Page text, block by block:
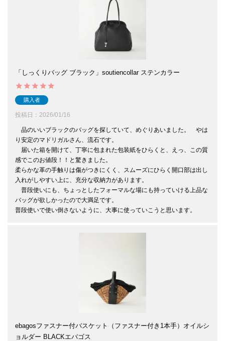
「しっくりバッグ ブラック」soutiencollar ステンカラー
購入者
投稿日 2026/01/16
品のいいブラックのバッグを探していて、めぐりあいました。　やは
り安定のマドリガルさん、流石です。
届いた箱を開けて、丁寧に包まれた包装紙をひらくと、えっ、この質
感でこのお値段！！と驚きました。
柔らかな革の手触りは傷がつきにくく、スムーズにひらく開口部は出し
入れがしやすい上に、充分な収納力があります。
普段使いにも、ちょっとしたフォーマルな場にも持っていける上品な
バッグが欲しかったので大満足です。
普段使いで使い倒さないように、大事に使っていこうと思います。
ebagosファスナー付バスケット（ファスナー付き1本手）オイルシ
ョルダー BLACKエバゴス